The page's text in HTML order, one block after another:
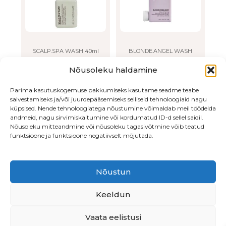
Nõusoleku haldamine
Parima kasutuskogemuse pakkumiseks kasutame seadme teabe
salvestamiseks ja/või juurdepääsemiseks selliseid tehnoloogiaid nagu
küpsised. Nende tehnoloogiatega nõustumine võimaldab meil töödelda
andmeid, nagu sirvimiskäitumine või kordumatud ID-d sellel saidil.
Nõusoleku mitteandmine või nõusoleku tagasivõtmine võib teatud
funktsioone ja funktsioone negatiivselt mõjutada.
Nõustun
Keeldun
Vaata eelistusi
SCALP.SPA WASH 40ml
7.00€
Loe edasi
BLONDE.ANGEL WASH
9.00€
options
product
EE547700771003878513